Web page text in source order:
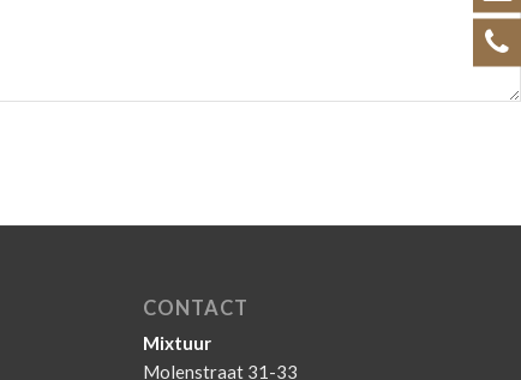
CONTACT
Mixtuur
Molenstraat 31-33